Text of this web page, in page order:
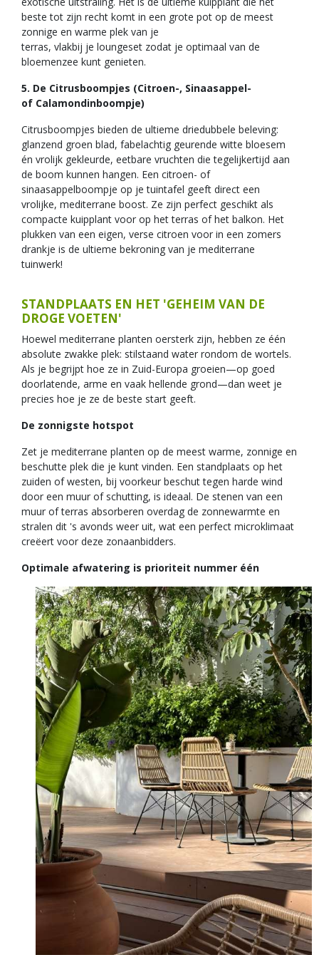
beste tot zijn recht komt in een grote pot op de meest
zonnige en warme plek van je
terras, vlakbij je loungeset zodat je optimaal van de
bloemenzee kunt genieten.
5. De Citrusboompjes (Citroen-, Sinaasappel-
of Calamondinboompje)
Citrusboompjes bieden de ultieme driedubbele beleving:
glanzend groen blad, fabelachtig geurende witte bloesem
én vrolijk gekleurde, eetbare vruchten die tegelijkertijd aan
de boom kunnen hangen. Een citroen- of
sinaasappelboompje op je tuintafel geeft direct een
vrolijke, mediterrane boost. Ze zijn perfect geschikt als
compacte kuipplant voor op het terras of het balkon. Het
plukken van een eigen, verse citroen voor in een zomers
drankje is de ultieme bekroning van je mediterrane
tuinwerk!
STANDPLAATS EN HET 'GEHEIM VAN DE
DROGE VOETEN'
Hoewel mediterrane planten oersterk zijn, hebben ze één
absolute zwakke plek: stilstaand water rondom de wortels.
Als je begrijpt hoe ze in Zuid-Europa groeien—op goed
doorlatende, arme en vaak hellende grond—dan weet je
precies hoe je ze de beste start geeft.
De zonnigste hotspot
Zet je mediterrane planten op de meest warme, zonnige en
beschutte plek die je kunt vinden. Een standplaats op het
zuiden of westen, bij voorkeur beschut tegen harde wind
door een muur of schutting, is ideaal. De stenen van een
muur of terras absorberen overdag de zonnewarmte en
stralen dit 's avonds weer uit, wat een perfect microklimaat
creëert voor deze zonaanbidders.
Optimale afwatering is prioriteit nummer één